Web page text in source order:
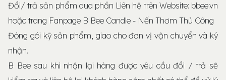
Đổi/ trả sản phẩm qua phần Liên hệ trên Website: bbee.vn
hoặc trang Fanpage B Bee Candle - Nến Thơm Thủ Công
Đóng gói kỹ sản phẩm, giao cho đơn vị vận chuyển và ký
nhận.
B Bee sau khi nhận lại hàng được yêu cầu đổi / trả sẽ